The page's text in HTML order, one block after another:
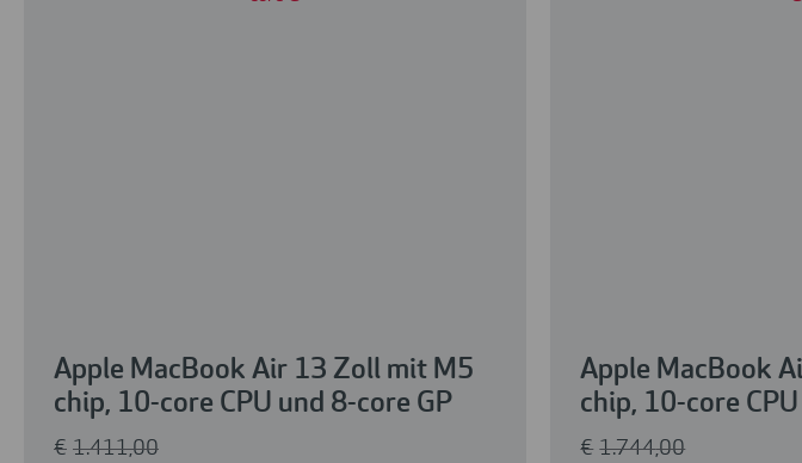
Apple MacBook Air 13 Zoll mit M5
chip, 10-core CPU und 8-core GP
€ 1.411,00
Apple MacBook
chip, 10-core
€ 1.744,00